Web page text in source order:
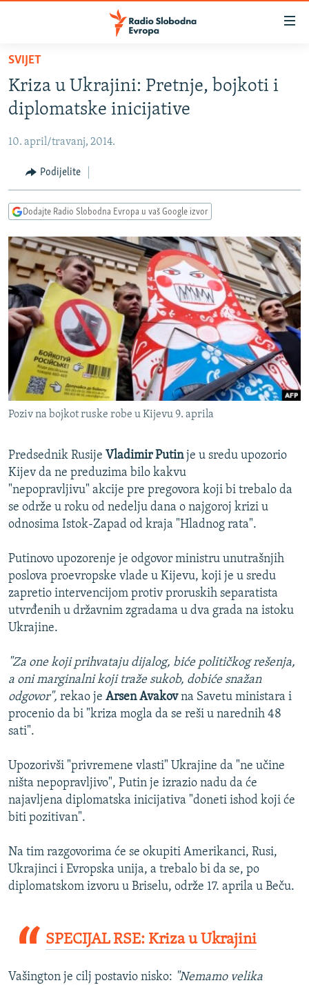
Pređite
glavni
sadržaj
Pređite
na
navigaciju
Pređite
na
BOSNA I HERCEGOVINA
SRBIJA
KOSOVO
CRNA GORA
VIDEO
FOTOGALERIJE
INFOGRAFIKE
PODCASTI
RAT U UKRAJINI
KINA NA BALKANU
RSE PRIČE IZ SVIJETA
ISPRIČAJ MI
DNEVNO@RSE
SPECIJALI RSE
VIŠE OD NASLOVA
GENOCID U SREBRENICI
POPLAVE I KLIZIŠTA U BIH 2024.
TV LIBERTY
POST SCRIPTUM
MOJA EVROPA
SVE KARTE DEJTONA
NASTANAK I RASPAD JUGOSLAVIJE
PRATITE NAS
Sve RFE/RL stranice
SVIJET
Kriza u Ukrajini: Pretnje, bojkoti i
diplomatske inicijative
10. april/travanj, 2014.
Podijelite
Dodajte Radio Slobodna Evropa u vaš Google izvor
Poziv na bojkot ruske robe u Kijevu 9. aprila
Predsednik Rusije Vladimir Putinje u sredu upozorio
Kijev da ne preduzima bilo kakvu
"nepopravljivu" akcije pre pregovora koji bi trebalo da
se održe u roku od nedelju dana o najgoroj krizi u
odnosima Istok-Zapad od kraja "Hladnog rata".
Putinovo upozorenje je odgovor ministru unutrašnjih
poslova proevropske vlade u Kijevu, koji je u sredu
zapretio intervencijom protiv proruskih separatista
utvrđenih u državnim zgradama u dva grada na istoku
Ukrajine.
"Za one koji prihvataju dijalog, biće političkog rešenja,
a oni marginalni koji traže sukob, dobiće snažan
odgovor", rekao je Arsen Avakovna Savetu ministara i
procenio da bi "kriza mogla da se reši u narednih 48
sati".
Upozorivši "privremene vlasti" Ukrajine da "ne učine
ništa nepopravljivo", Putin je izrazio nadu da će
najavljena diplomatska inicijativa "doneti ishod koji će
biti pozitivan".
Na tim razgovorima će se okupiti Amerikanci, Rusi,
Ukrajinci i Evropska unija, a trebalo bi da se, po
diplomatskom izvoru u Briselu, održe 17. aprila u Beču.
SPECIJAL RSE: Kriza u Ukrajini
Vašington je cilj postavio nisko: "Nemamo velika